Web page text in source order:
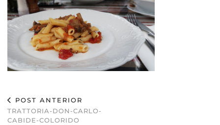
POST ANTERIOR
TRATTORIA-DON-CARLO-
CABIDE-COLORIDO